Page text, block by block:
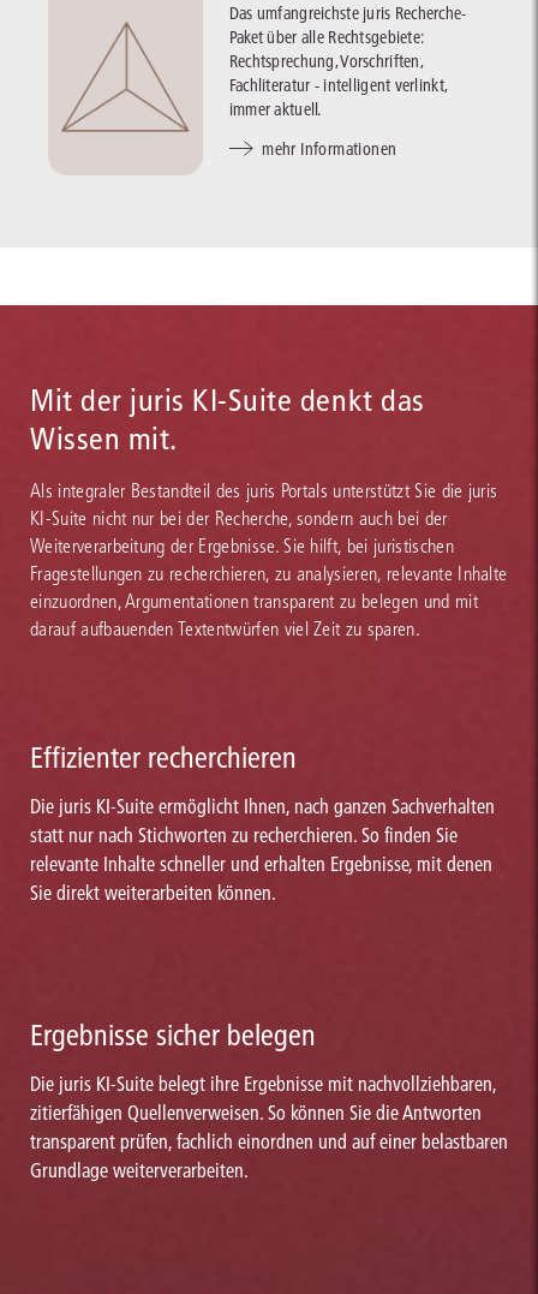
Das umfangreichste juris Recherche-
Paket über alle Rechtsgebiete:
Rechtsprechung, Vorschriften,
Fachliteratur - intelligent verlinkt,
immer aktuell.
mehr Informationen
Mit der juris KI-Suite denkt das
Wissen mit.
Als integraler Bestandteil des juris Portals unterstützt Sie die juris
KI-Suite nicht nur bei der Recherche, sondern auch bei der
Weiterverarbeitung der Ergebnisse. Sie hilft, bei juristischen
Fragestellungen zu recherchieren, zu analysieren, relevante Inhalte
einzuordnen, Argumentationen transparent zu belegen und mit
darauf aufbauenden Textentwürfen viel Zeit zu sparen.
Effizienter recherchieren
Die juris KI-Suite ermöglicht Ihnen, nach ganzen Sachverhalten
statt nur nach Stichworten zu recherchieren. So finden Sie
relevante Inhalte schneller und erhalten Ergebnisse, mit denen
Sie direkt weiterarbeiten können.
Ergebnisse sicher belegen
Die juris KI-Suite belegt ihre Ergebnisse mit nachvollziehbaren,
zitierfähigen Quellenverweisen. So können Sie die Antworten
transparent prüfen, fachlich einordnen und auf einer belastbaren
Grundlage weiterverarbeiten.